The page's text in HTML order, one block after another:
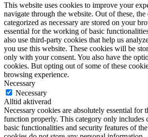
This website uses cookies to improve your
navigate through the website. Out of these, the
categorized as necessary are stored on your
essential for the working of basic
also use third-party cookies that help us
you use this website. These cookies will be
only with your consent. You also have the
cookies. But opting out of some of these
browsing experience.
Necessary
Necessary
Alltid aktiverad
Necessary cookies are absolutely essential for
function properly. This category only includes
basic functionalities and security features of